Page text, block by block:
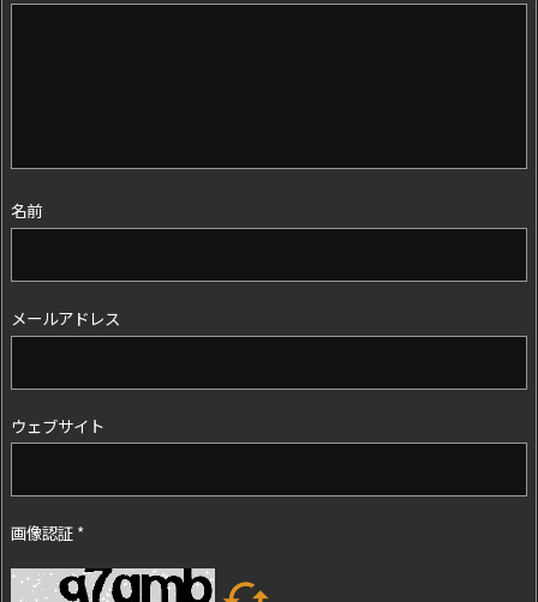
名前
メールアドレス
ウェブサイト
画像認証 *